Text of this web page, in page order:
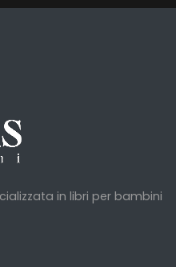
in libri per bambini